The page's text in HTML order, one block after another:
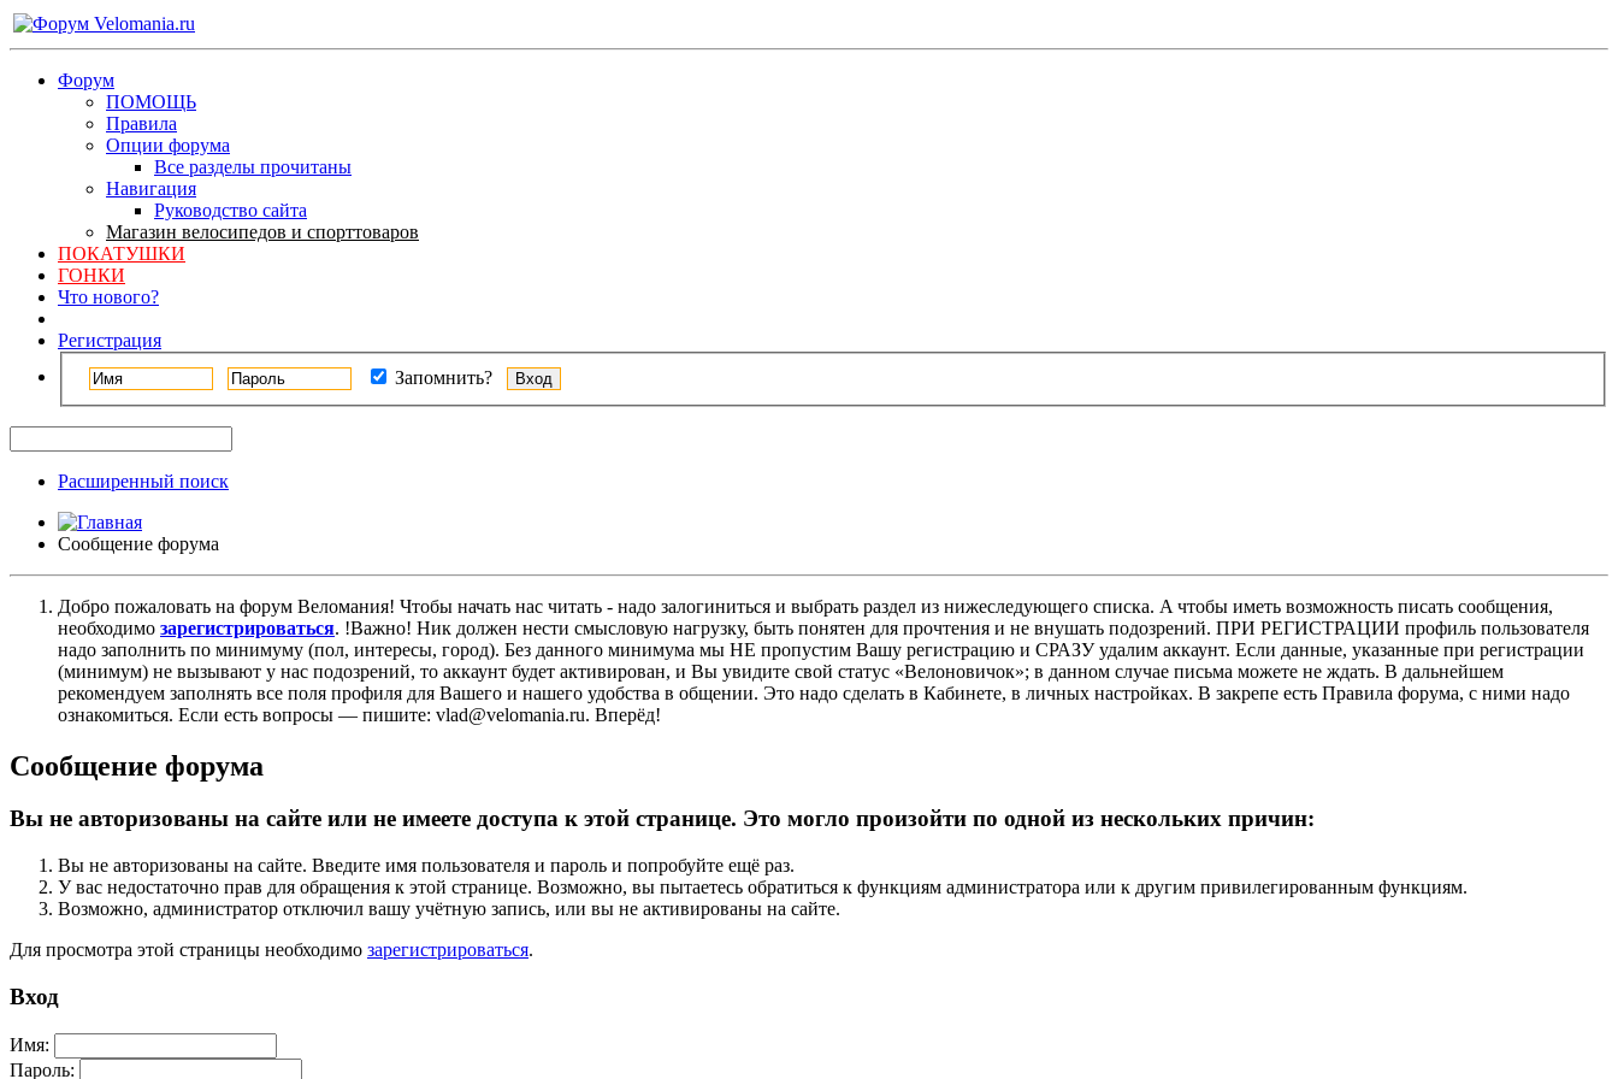
Форум
ПОМОЩЬ
Правила
Опции форума
Все разделы прочитаны
Навигация
Руководство сайта
Магазин велосипедов и спорттоваров
ПОКАТУШКИ
ГОНКИ
Что нового?
Регистрация
Запомнить?
Расширенный поиск
Сообщение форума
Добро пожаловать на форум Веломания! Чтобы начать нас читать - надо залогиниться и выбрать раздел из нижеследующего списка. A чтобы иметь возможность писать сообщения,
необходимо зарегистрироваться. !Важно! Ник должен нести смысловую нагрузку, быть понятен для прочтения и не внушать подозрений. ПРИ РЕГИСТРАЦИИ профиль пользователя
надо заполнить по минимуму (пол, интересы, город). Без данного минимума мы НЕ пропустим Вашу регистрацию и СРАЗУ удалим аккаунт. Если данные, указанные при регистрации
(минимум) не вызывают у нас подозрений, то аккаунт будет активирован, и Вы увидите свой статус «Велоновичок»; в данном случае письма можете не ждать. В дальнейшем
рекомендуем заполнять все поля профиля для Вашего и нашего удобства в общении. Это надо сделать в Кабинете, в личных настройках. В закрепе есть Правила форума, с ними надо
ознакомиться. Если есть вопросы — пишите: vlad@velomania.ru. Вперёд!
Сообщение форума
Вы не авторизованы на сайте или не имеете доступа к этой странице. Это могло произойти по одной из нескольких причин:
Вы не авторизованы на сайте. Введите имя пользователя и пароль и попробуйте ещё раз.
У вас недостаточно прав для обращения к этой странице. Возможно, вы пытаетесь обратиться к функциям администратора или к другим привилегированным функциям.
Возможно, администратор отключил вашу учётную запись, или вы не активированы на сайте.
Для просмотра этой страницы необходимо зарегистрироваться.
Вход
Имя:
Пароль: